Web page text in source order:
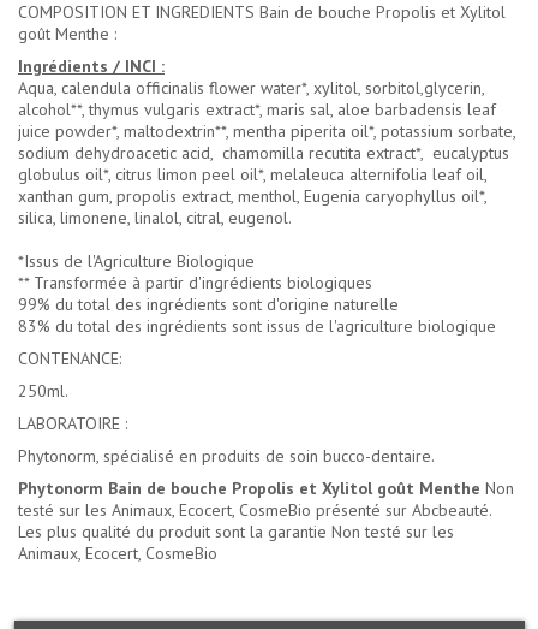
COMPOSITION ET INGREDIENTS Bain de bouche Propolis et Xylitol
goût Menthe :
Ingrédients / INCI :
Aqua, calendula officinalis flower water*, xylitol, sorbitol,glycerin,
alcohol**, thymus vulgaris extract*, maris sal, aloe barbadensis leaf
juice powder*, maltodextrin**, mentha piperita oil*, potassium sorbate,
sodium dehydroacetic acid, chamomilla recutita extract*, eucalyptus
globulus oil*, citrus limon peel oil*, melaleuca alternifolia leaf oil,
xanthan gum, propolis extract, menthol, Eugenia caryophyllus oil*,
silica, limonene, linalol, citral, eugenol.
*Issus de l'Agriculture Biologique
** Transformée à partir d'ingrédients biologiques
99% du total des ingrédients sont d'origine naturelle
83% du total des ingrédients sont issus de l'agriculture biologique
CONTENANCE:
250ml.
LABORATOIRE :
Phytonorm, spécialisé en produits de soin bucco-dentaire.
Phytonorm Bain de bouche Propolis et Xylitol goût Menthe Non
testé sur les Animaux, Ecocert, CosmeBio présenté sur Abcbeauté.
Les plus qualité du produit sont la garantie Non testé sur les
Animaux, Ecocert, CosmeBio